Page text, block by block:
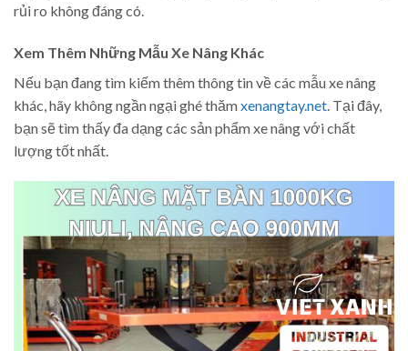
rủi ro không đáng có.
Xem Thêm Những Mẫu Xe Nâng Khác
Nếu bạn đang tìm kiếm thêm thông tin về các mẫu xe nâng
khác, hãy không ngần ngại ghé thămxenangtay.net. Tại đây,
bạn sẽ tìm thấy đa dạng các sản phẩm xe nâng với chất
lượng tốt nhất.